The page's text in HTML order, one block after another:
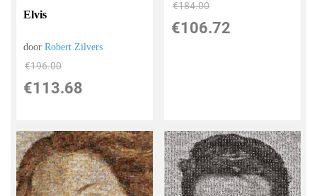
Elvis
doorRobert Zilvers
€196.00
€113.68
€184.00
€106.72